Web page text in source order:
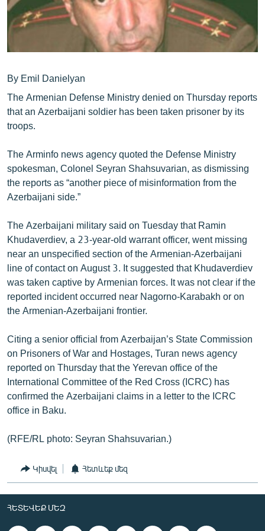
ՄԻՋԱԶԳԱՅԻՆ
ՄՇԱԿՈՒՅԹ
ՍՊՈՐՏ
ՄԵԿՆԱԲԱՆՈՒԹՅՈՒՆ
ՏՏ ԵՒ ԻՆՏԵՐՆԵՏ
ԿՈՐՈՆԱՎԻՐՈՒՍ
ՏԵՍԱՆՅՈՒԹԵՐ
ԲԱՆԱՎԵՃ
ՁԳՏԵԼՈՎ ԼԱՎԱԳՈՒՅՆԻՆ
ՓՈԴՔԱՍԹ
Հայերեն
English
Русский
«Ազատության» բոլոր կայքերը
By Emil Danielyan
The Armenian Defense Ministry denied on Thursday reports
that an Azerbaijani soldier has been taken prisoner by its
troops.
The Arminfo news agency quoted the Defense Ministry
spokesman, Colonel Seyran Shahsuvarian, as dismissing
the reports as “another piece of misinformation from the
Azerbaijani side.”
The Azerbaijani military said on Tuesday that Ramin
Khudaverdiev, a 23-year-old warrant officer, went missing
near an unspecified section of the Armenian-Azerbaijani
line of contact on August 3. It suggested that Khudaverdiev
was taken captive by Armenian forces. It was not clear if the
reported incident occurred near Nagorno-Karabakh or on
the Armenian-Azerbaijani frontier.
Citing a senior official from Azerbaijan’s State Commission
on Prisoners of War and Hostages, Turan news agency
reported on Thursday that the Yerevan office of the
International Committee of the Red Cross (ICRC) has
confirmed the Azerbaijani claims in a letter to the ICRC
office in Baku.
(RFE/RL photo: Seyran Shahsuvarian.)
Կիսվել Հետևեք մեզ
ՀԵՏԵՎԵՔ ՄԵԶ